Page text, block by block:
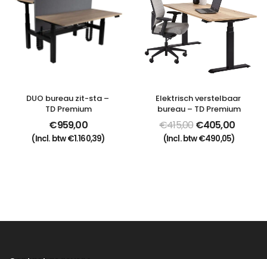
DUO bureau zit-sta –
TD Premium
€959,00
(Incl. btw€1.160,39)
Elektrisch verstelbaar
bureau – TD Premium
€415,00 €405,00
(Incl. btw€490,05)